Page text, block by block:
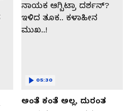
ಅಂತೆ ಕಂತೆ ಅಲ್ಲ, ದುರಂತ
05:30